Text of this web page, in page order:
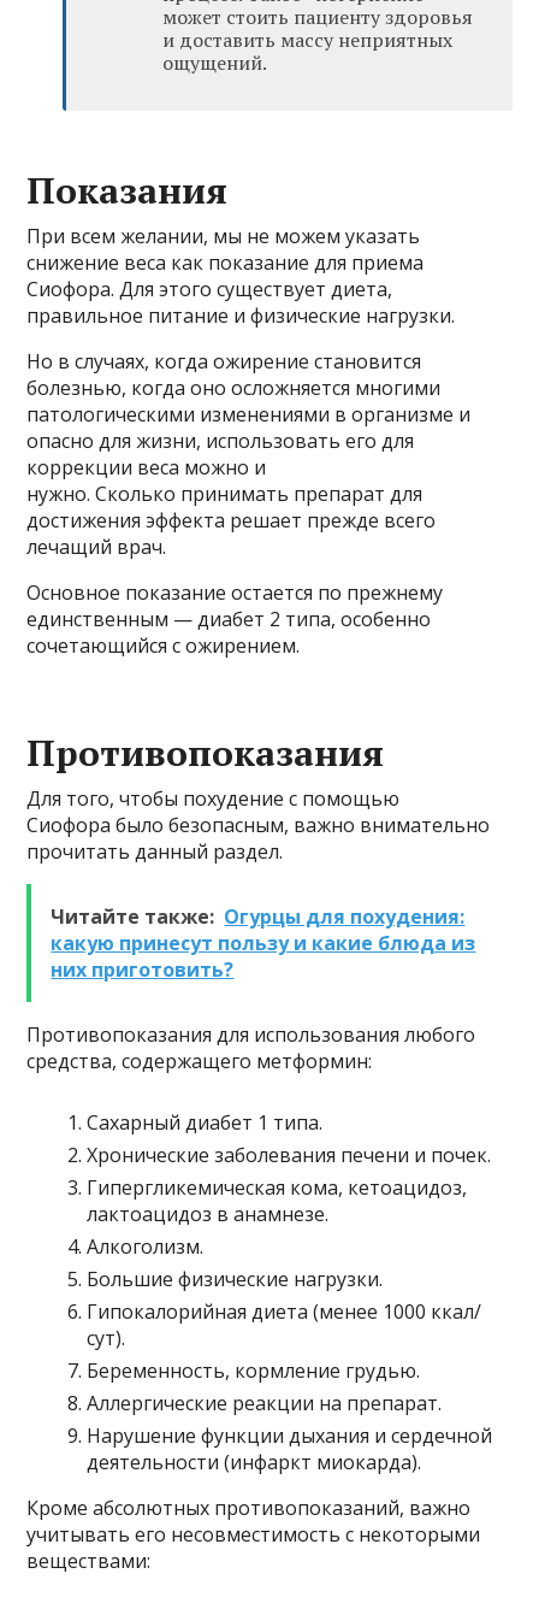
может стоить пациенту здоровья
и доставить массу неприятных
ощущений.
Показания
При всем желании, мы не можем указать
снижение веса как показание для приема
Сиофора. Для этого существует диета,
правильное питание и физические нагрузки.
Но в случаях, когда ожирение становится
болезнью, когда оно осложняется многими
патологическими изменениями в организме и
опасно для жизни, использовать его для
коррекции веса можно и
нужно. Сколько принимать препарат для
достижения эффекта решает прежде всего
лечащий врач.
Основное показание остается по прежнему
единственным — диабет 2 типа, особенно
сочетающийся с ожирением.
Противопоказания
Для того, чтобы похудение с помощью
Сиофора было безопасным, важно внимательно
прочитать данный раздел.
Читайте также: Огурцы для похудения:
какую принесут пользу и какие блюда из
них приготовить?
Противопоказания для использования любого
средства, содержащего метформин:
Сахарный диабет 1 типа.
Хронические заболевания печени и почек.
Гипергликемическая кома, кетоацидоз,
лактоацидоз в анамнезе.
Алкоголизм.
Большие физические нагрузки.
Гипокалорийная диета (менее 1000 ккал/
сут).
Беременность, кормление грудью.
Аллергические реакции на препарат.
Нарушение функции дыхания и сердечной
деятельности (инфаркт миокарда).
Кроме абсолютных противопоказаний, важно
учитывать его несовместимость с некоторыми
веществами: